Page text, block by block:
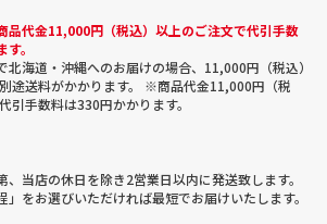
品代金11,000円（税込）以上のご注文で代引手数
。
海道・沖縄へのお届けの場合、11,000円（税込）
途送料がかかります。 ※商品代金11,000円（税
引手数料は330円かかります。
、当店の休日を除き2営業日以内に発送致します。
」をお選びいただければ最短でお届けいたします。